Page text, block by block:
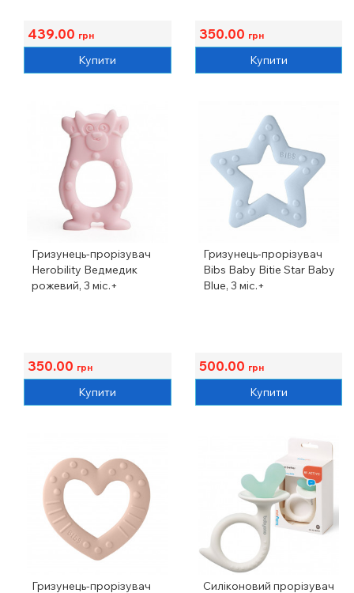
439.00 грн
Купити
350.00 грн
Купити
Гризунець-прорізувач
Herobility Ведмедик
рожевий, 3 міс.+
350.00 грн
Купити
Гризунець-прорізувач
Bibs Baby Bitie Star Baby
Blue, 3 міс.+
500.00 грн
Купити
Гризунець-прорізувач Силіконовий прорізувач